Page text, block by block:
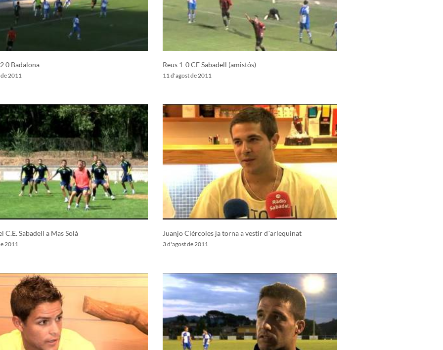
0 Badalona
2011
Reus 1-0 CE Sabadell (amistós)
11 d'agost de 2011
C.E. Sabadell a Mas Solà
2011
Juanjo Ciércoles ja torna a vestir d´arlequinat
3 d'agost de 2011